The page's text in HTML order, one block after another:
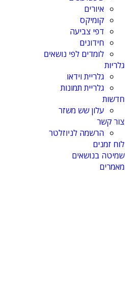
איורים
קומיקס
דפי צביעה
חידונים
לומדים לפי נושאים
גלריות
גלריית וידאו
גלריית תמונות
חדשות
עלון שש משזר
צור קשר
הרשמה לניוזלטר
לוח זמנים
שמיטה בנושאים
מאמרים